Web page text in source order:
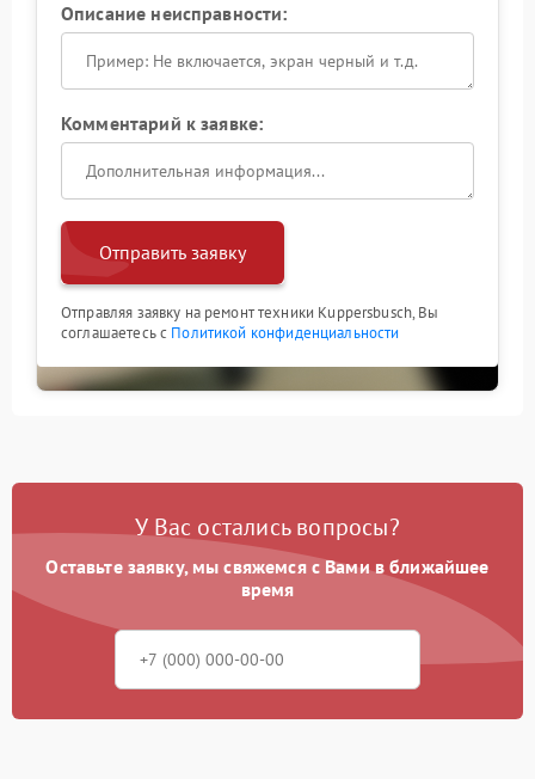
Описание неисправности:
Комментарий к заявке:
Отправить заявку
Отправляя заявку на ремонт техники Kuppersbusch, Вы
соглашаетесь с Политикой конфиденциальности
У Вас остались вопросы?
Оставьте заявку, мы свяжемся с Вами в ближайшее
время